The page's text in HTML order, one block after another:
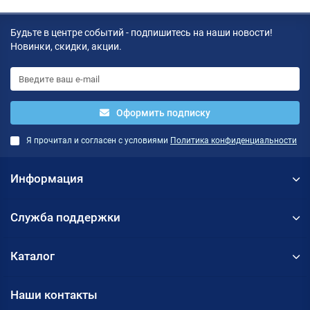
Будьте в центре событий - подпишитесь на наши новости!
Новинки, скидки, акции.
Оформить подписку
Я прочитал и согласен с условиями Политика конфиденциальности
Информация
Служба поддержки
Каталог
Наши контакты